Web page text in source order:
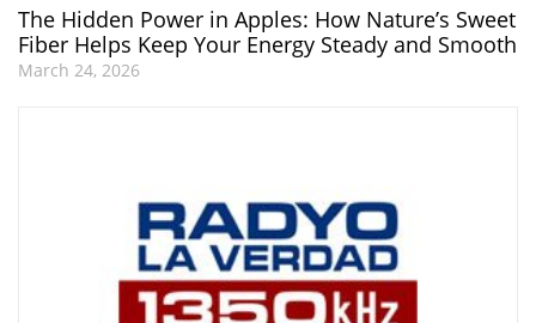
The Hidden Power in Apples: How Nature’s Sweet
Fiber Helps Keep Your Energy Steady and Smooth
March 24, 2026